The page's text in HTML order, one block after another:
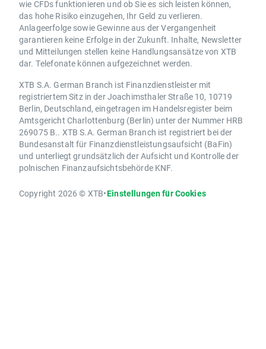
wie CFDs funktionieren und ob Sie es sich leisten können,
das hohe Risiko einzugehen, Ihr Geld zu verlieren.
Anlageerfolge sowie Gewinne aus der Vergangenheit
garantieren keine Erfolge in der Zukunft. Inhalte, Newsletter
und Mitteilungen stellen keine Handlungsansätze von XTB
dar. Telefonate können aufgezeichnet werden.
XTB S.A. German Branch ist Finanzdienstleister mit
registriertem Sitz in der Joachimsthaler Straße 10, 10719
Berlin, Deutschland, eingetragen im Handelsregister beim
Amtsgericht Charlottenburg (Berlin) unter der Nummer HRB
269075 B.. XTB S.A. German Branch ist registriert bei der
Bundesanstalt für Finanzdienstleistungsaufsicht (BaFin)
und unterliegt grundsätzlich der Aufsicht und Kontrolle der
polnischen Finanzaufsichtsbehörde KNF.
Copyright 2026 © XTB•Einstellungen für Cookies